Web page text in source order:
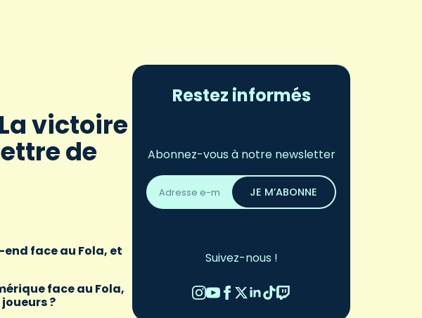
victoire
de
face au Fola, et
face au Fola,
?
Restez informés
Abonnez-vous à notre newsletter
Adresse
email
*
JE M’ABONNE
Suivez-nous !